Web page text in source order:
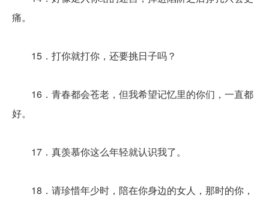
痛。
15．打你就打你，还要挑日子吗？
16．青春都会苍老，但我希望记忆里的你们，一直都
好。
17．真羡慕你这么年轻就认识我了。
18．请珍惜年少时，陪在你身边的女人，那时的你，